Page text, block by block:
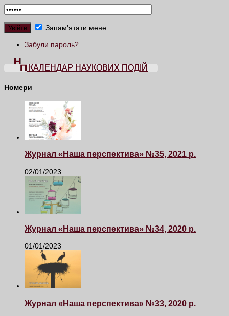
Запам'ятати мене
Забули пароль?
КАЛЕНДАР НАУКОВИХ ПОДІЙ
Номери
Журнал «Наша перспектива» №35, 2021 р.
02/01/2023
Журнал «Наша перспектива» №34, 2020 р.
01/01/2023
Журнал «Наша перспектива» №33, 2020 р.